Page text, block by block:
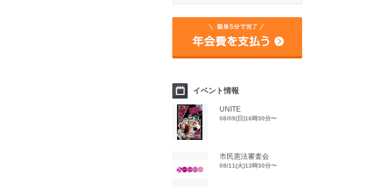
イベント情報
UNITE
08/09(日)16時30分〜
市民憲法審査会
08/11(火)13時30分〜